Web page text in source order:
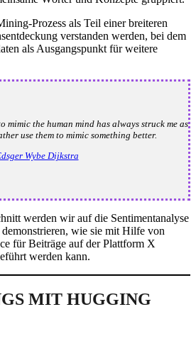
Prozess als Teil einer breiteren
verstanden werden, bei dem
als Ausgangspunkt für weitere
mimic the human mind has always struck me as
use them to mimic something better.
Wybe Dijkstra
werden wir auf die Sentimentanalyse
wie sie mit Hilfe von
für Beiträge auf der Plattform X
werden kann.
MIT HUGGING